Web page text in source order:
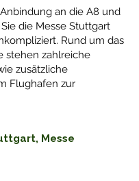
an die A8 und
die Messe Stuttgart
Rund um das
stehen zahlreiche
zusätzliche
Flughafen zur
Messe